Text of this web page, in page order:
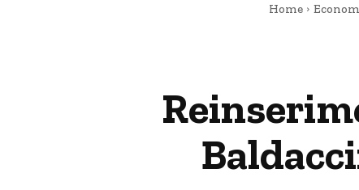
Home